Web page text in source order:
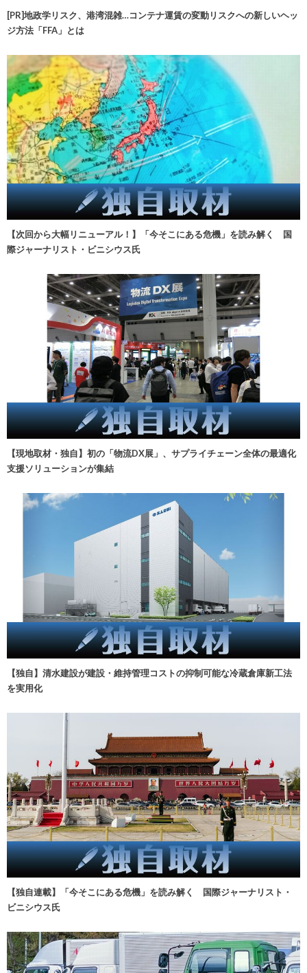
[PR]地政学リスク、港湾混雑…コンテナ運賃の変動リスクへの新しいヘッ
ジ方法「FFA」とは
【次回から大幅リニューアル！】「今そこにある危機」を読み解く 国
際ジャーナリスト・ビニシウス氏
【現地取材・独自】初の「物流DX展」、サプライチェーン全体の最適化
支援ソリューションが集結
【独自】清水建設が建設・維持管理コストの抑制可能な冷蔵倉庫新工法
を実用化
【独自連載】「今そこにある危機」を読み解く 国際ジャーナリスト・
ビニシウス氏